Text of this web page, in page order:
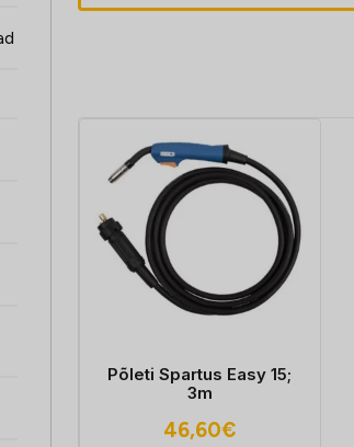
Põleti Spartus Easy 15;
3m
46,60€